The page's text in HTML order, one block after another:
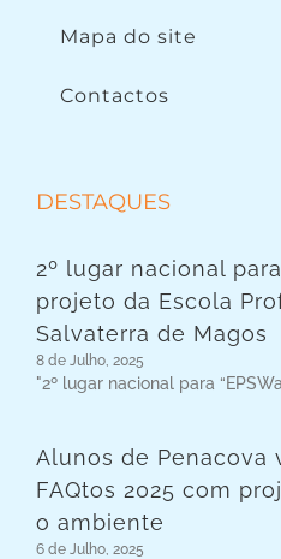
Mapa do site
Contactos
DESTAQUES
2º lugar nacional para
projeto da Escola
Salvaterra de Magos
8 de Julho, 2025
"2º lugar nacional para
Alunos de Penacova
FAQtos 2025 com
o ambiente
6 de Julho, 2025